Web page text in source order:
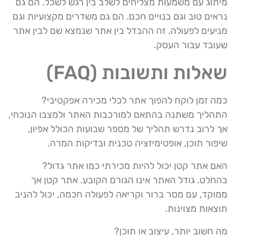
נראים טוב וגם בנויים חכם. הם גם משדרים מקצועיות וגם
מניעים לפעולה. זה ההבדל בין אתר שנמצא שם לבין אתר
שעובד עבור העסק.
שאלות ותשובות (
FAQ
)
כמה זמן לוקח להפוך אתר לכלי מכירה אפקטיבי?
התהליך משתנה בהתאם למורכבות האתר ולמצבו הנוכחי,
אך לרוב נדרש תהליך של מספר שבועות הכולל אפיון,
שיפור תוכן, אופטימיזציה טכנית ובדיקות המרה.
האם אתר קטן יכול להיות מכירתי כמו אתר גדול?
בהחלט. גודל האתר אינו הגורם הקובע. אתר קטן אך
ממוקד, עם מסר ברור וקריאה לפעולה חכמה, יכול להניב
תוצאות מצוינות.
מה חשוב יותר, עיצוב או תוכן?